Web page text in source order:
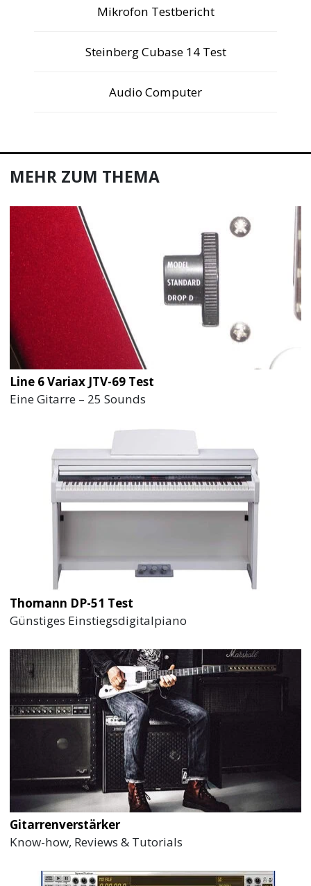
Mikrofon Testbericht
Steinberg Cubase 14 Test
Audio Computer
MEHR ZUM THEMA
Line 6 Variax JTV-69 Test
Eine Gitarre – 25 Sounds
Thomann DP-51 Test
Günstiges Einstiegsdigitalpiano
Gitarrenverstärker
Know-how, Reviews & Tutorials